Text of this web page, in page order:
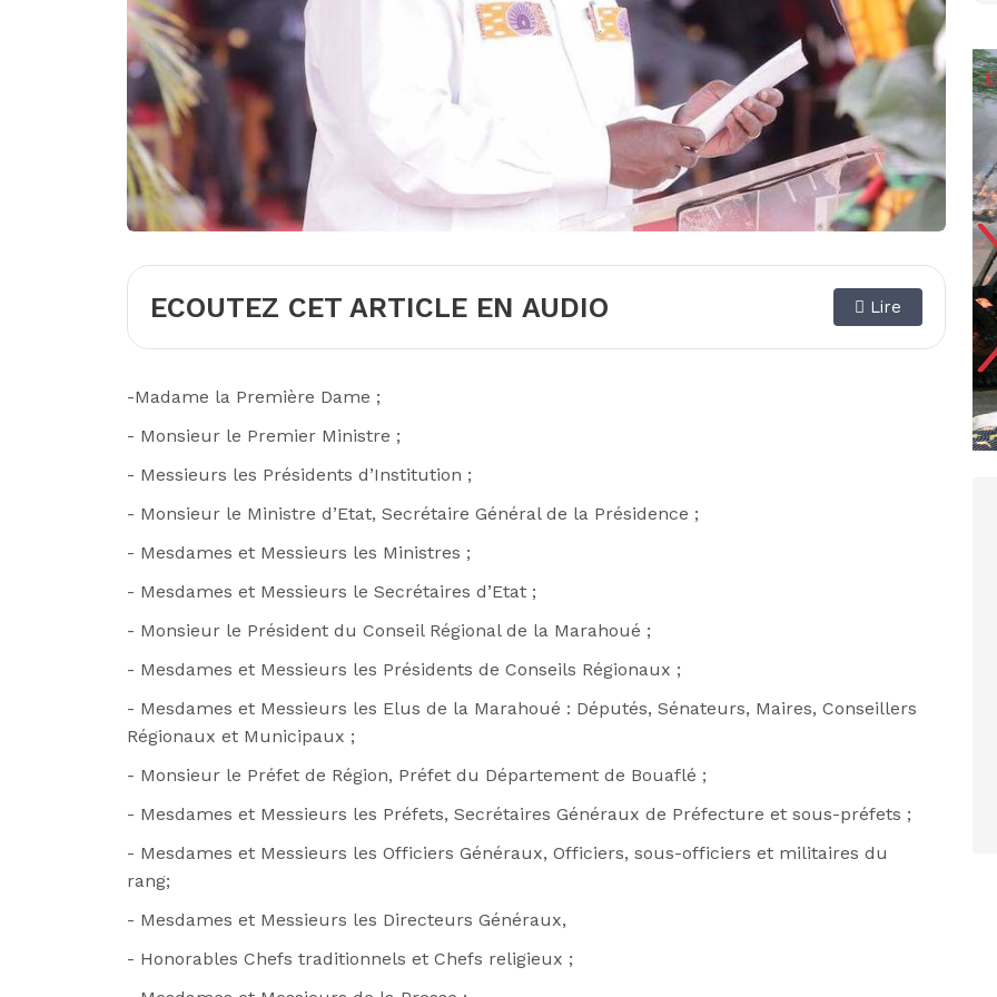
ECOUTEZ CET ARTICLE EN AUDIO Lire
-Madame la Première Dame ;
- Monsieur le Premier Ministre ;
- Messieurs les Présidents d’Institution ;
- Monsieur le Ministre d’Etat, Secrétaire Général de la Présidence ;
- Mesdames et Messieurs les Ministres ;
- Mesdames et Messieurs le Secrétaires d’Etat ;
- Monsieur le Président du Conseil Régional de la Marahoué ;
- Mesdames et Messieurs les Présidents de Conseils Régionaux ;
- Mesdames et Messieurs les Elus de la Marahoué : Députés, Sénateurs, Maires, Conseillers
Régionaux et Municipaux ;
- Monsieur le Préfet de Région, Préfet du Département de Bouaflé ;
- Mesdames et Messieurs les Préfets, Secrétaires Généraux de Préfecture et sous-préfets ;
- Mesdames et Messieurs les Officiers Généraux, Officiers, sous-officiers et militaires du
rang;
- Mesdames et Messieurs les Directeurs Généraux,
- Honorables Chefs traditionnels et Chefs religieux ;